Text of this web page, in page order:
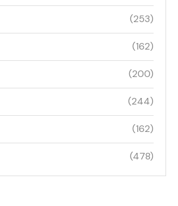
(253)
(162)
(200)
(244)
(162)
(478)